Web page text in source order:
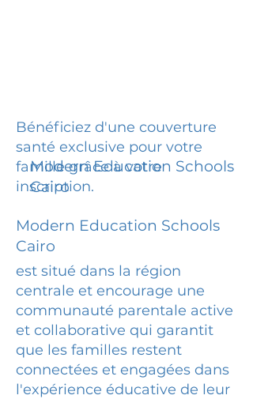
Bénéficiez d'une couverture
santé exclusive pour votre
famille grâce à votre
inscription.
Modern Education Schools
Cairo
Modern Education Schools
Cairo
est situé dans la région
centrale et encourage une
communauté parentale active
et collaborative qui garantit
que les familles restent
connectées et engagées dans
l'expérience éducative de leur